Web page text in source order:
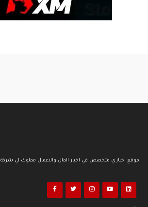
موقع اخباري متخصص في اخبار المال والاعمال مملوك لي شركة Press Hub UK